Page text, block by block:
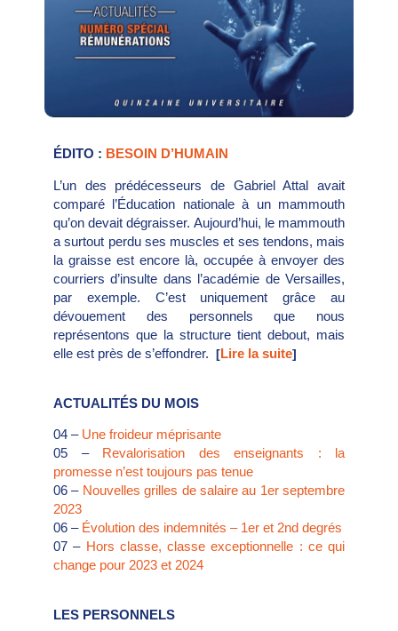
ÉDITO : BESOIN D’HUMAIN
L’un des prédécesseurs de Gabriel Attal avait
comparé l’Éducation nationale à un mammouth
qu’on devait dégraisser. Aujourd’hui, le mammouth
a surtout perdu ses muscles et ses tendons, mais
la graisse est encore là, occupée à envoyer des
courriers d’insulte dans l’académie de Versailles,
par exemple. C’est uniquement grâce au
dévouement des personnels que nous
représentons que la structure tient debout, mais
elle est près de s’effondrer. [Lire la suite]
ACTUALITÉS DU MOIS
04 – Une froideur méprisante
05 – Revalorisation des enseignants : la
promesse n’est toujours pas tenue
06 – Nouvelles grilles de salaire au 1er septembre
2023
06 – Évolution des indemnités – 1er et 2nd degrés
07 – Hors classe, classe exceptionnelle : ce qui
change pour 2023 et 2024
LES PERSONNELS